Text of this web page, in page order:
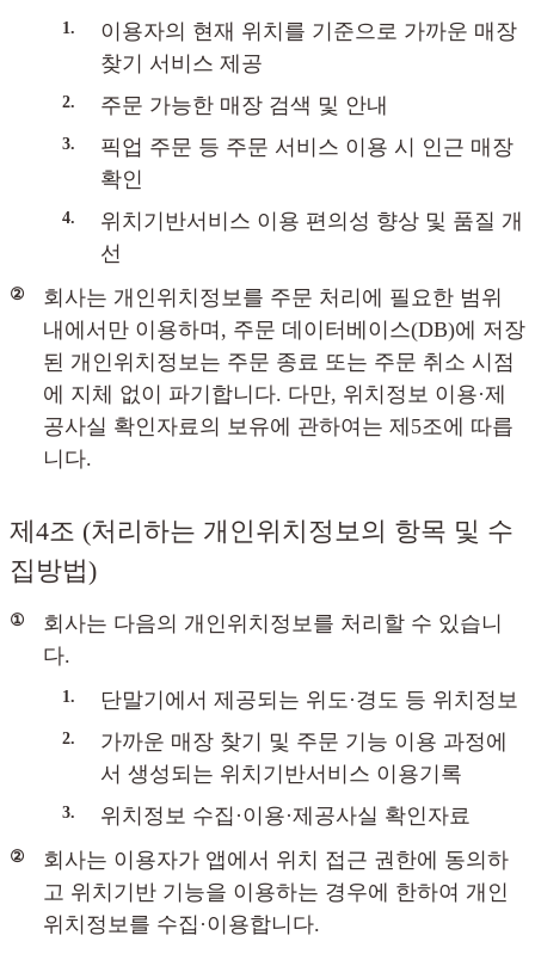
1.
이용자의 현재 위치를 기준으로 가까운 매장
찾기 서비스 제공
2. 주문 가능한 매장 검색 및 안내
3.
픽업 주문 등 주문 서비스 이용 시 인근 매장
확인
4.
위치기반서비스 이용 편의성 향상 및 품질 개
선
②
회사는 개인위치정보를 주문 처리에 필요한 범위
내에서만 이용하며, 주문 데이터베이스(DB)에 저장
된 개인위치정보는 주문 종료 또는 주문 취소 시점
에 지체 없이 파기합니다. 다만, 위치정보 이용·제
공사실 확인자료의 보유에 관하여는 제5조에 따릅
니다.
제4조 (처리하는 개인위치정보의 항목 및 수
집방법)
①
회사는 다음의 개인위치정보를 처리할 수 있습니
다.
1. 단말기에서 제공되는 위도·경도 등 위치정보
2.
가까운 매장 찾기 및 주문 기능 이용 과정에
서 생성되는 위치기반서비스 이용기록
3. 위치정보 수집·이용·제공사실 확인자료
②
회사는 이용자가 앱에서 위치 접근 권한에 동의하
고 위치기반 기능을 이용하는 경우에 한하여 개인
위치정보를 수집·이용합니다.